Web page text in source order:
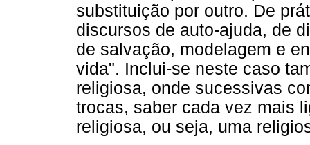
substituição por outro. De
discursos de auto-ajuda, de
de salvação, modelagem e
vida". Inclui-se neste caso
religiosa, onde sucessivas
trocas, saber cada vez mais
religiosa, ou seja, uma